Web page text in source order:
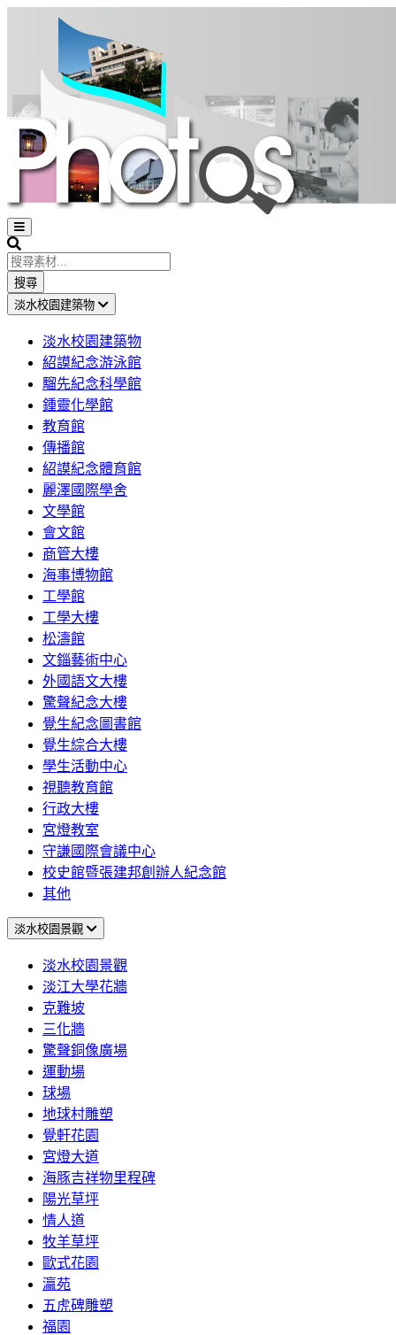
Open
sidebar
Search
搜尋
淡水校園建築物
淡水校園建築物
紹謨紀念游泳館
騮先紀念科學館
鍾靈化學館
教育館
傳播館
紹謨紀念體育館
麗澤國際學舍
文學館
會文館
商管大樓
海事博物館
工學館
工學大樓
松濤館
文錙藝術中心
外國語文大樓
驚聲紀念大樓
覺生紀念圖書館
覺生綜合大樓
學生活動中心
視聽教育館
行政大樓
宮燈教室
守謙國際會議中心
校史館暨張建邦創辦人紀念館
其他
淡水校園景觀
淡水校園景觀
淡江大學花牆
克難坡
三化牆
驚聲銅像廣場
運動場
球場
地球村雕塑
覺軒花園
宮燈大道
海豚吉祥物里程碑
陽光草坪
情人道
牧羊草坪
歐式花園
瀛苑
五虎碑雕塑
福園